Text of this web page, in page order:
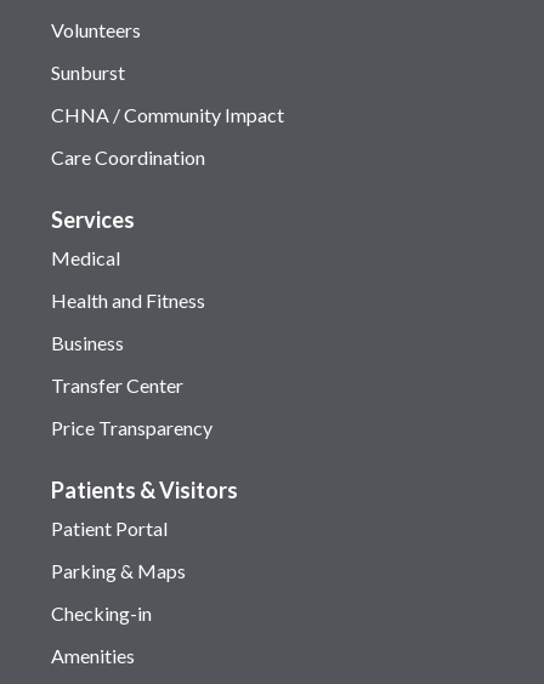
Volunteers
Sunburst
CHNA / Community Impact
Care Coordination
Services
Medical
Health and Fitness
Business
Transfer Center
Price Transparency
Patients & Visitors
Patient Portal
Parking & Maps
Checking-in
Amenities